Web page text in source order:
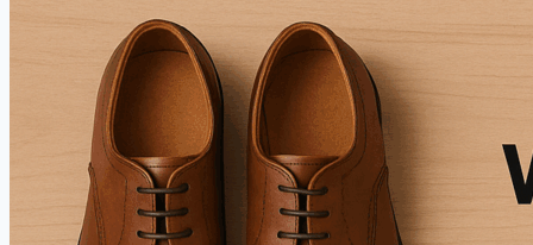
부
터
전
샌
들
까